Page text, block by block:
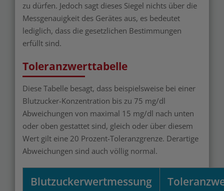
zu dürfen. Jedoch sagt dieses Siegel nichts über die
Messgenauigkeit des Gerätes aus, es bedeutet
lediglich, dass die gesetzlichen Bestimmungen
erfüllt sind.
Toleranzwerttabelle
Diese Tabelle besagt, dass beispielsweise bei einer
Blutzucker-Konzentration bis zu 75 mg/dl
Abweichungen von maximal 15 mg/dl nach unten
oder oben gestattet sind, gleich oder über diesem
Wert gilt eine 20 Prozent-Toleranzgrenze. Derartige
Abweichungen sind auch völlig normal.
Blutzuckerwertmessung